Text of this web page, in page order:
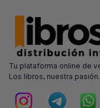
Tu plataforma online de
Los libros, nuestra